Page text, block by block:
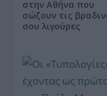
στην Αθήνα που
σώζουν τις
σου λιγούρες